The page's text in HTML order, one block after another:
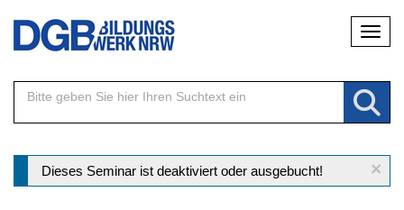
Direkt
Inhalt
×
Statusmeldung
Dieses Seminar ist deaktiviert oder ausgebucht!